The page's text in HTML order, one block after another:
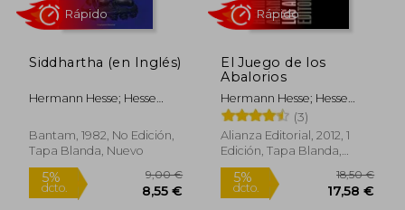
12,95 €
12,30 €
5%
Siddhartha (en Inglés)
Hermann Hesse; Hesse
Bantam, 1982, No Edición,
Tapa Blanda, Nuevo
El Juego de los
Abalorios
Hermann Hesse; Hesse
Hermann
(3)
Alianza Editorial, 2012, 1
Edición, Tapa Blanda,
Nuevo